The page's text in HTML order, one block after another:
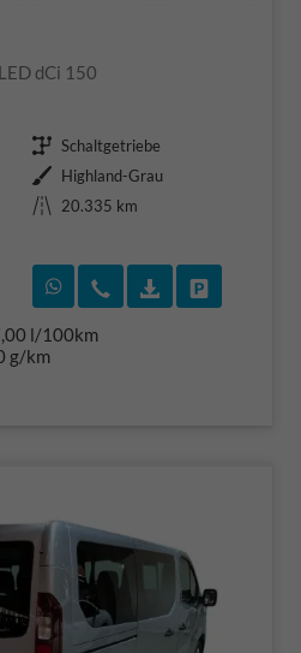
dCi 150
Getriebe Schaltgetriebe
Außenfarbe Highland-Grau
Kilometerstand
20.335 km
Rückruf vereinbaren
Wir rufen Sie an
l/100km
g/km